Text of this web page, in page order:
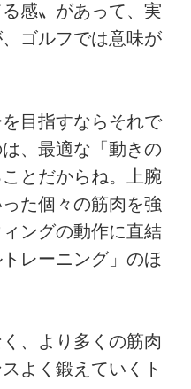
感〟があって、実
ゴルフでは意味が
目指すならそれで
、最適な「動きの
とだからね。上腕
た個々の筋肉を強
ングの動作に直結
レーニング」のほ
、より多くの筋肉
よく鍛えていくト